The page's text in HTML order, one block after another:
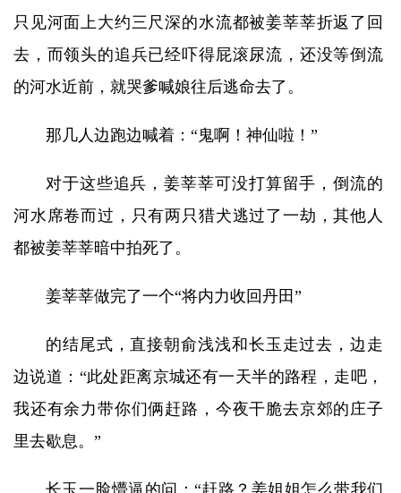
只见河面上大约三尺深的水流都被姜莘莘折返了回
去，而领头的追兵已经吓得屁滚尿流，还没等倒流
的河水近前，就哭爹喊娘往后逃命去了。
那几人边跑边喊着：“鬼啊！神仙啦！”
对于这些追兵，姜莘莘可没打算留手，倒流的
河水席卷而过，只有两只猎犬逃过了一劫，其他人
都被姜莘莘暗中拍死了。
姜莘莘做完了一个“将内力收回丹田”
的结尾式，直接朝俞浅浅和长玉走过去，边走
边说道：“此处距离京城还有一天半的路程，走吧，
我还有余力带你们俩赶路，今夜干脆去京郊的庄子
里去歇息。”
长玉一脸懵逼的问：“赶路？姜姐姐怎么带我们